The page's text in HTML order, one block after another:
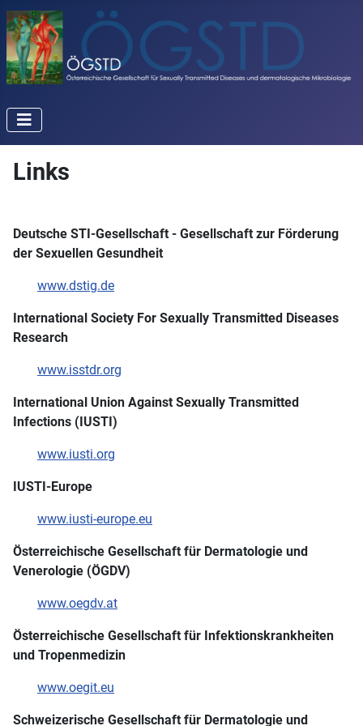
Links
Deutsche STI-Gesellschaft - Gesellschaft zur Förderung
der Sexuellen Gesundheit
www.dstig.de
International Society For Sexually Transmitted Diseases
Research
www.isstdr.org
International Union Against Sexually Transmitted
Infections (IUSTI)
www.iusti.org
IUSTI-Europe
www.iusti-europe.eu
Österreichische Gesellschaft für Dermatologie und
Venerologie (ÖGDV)
www.oegdv.at
Österreichische Gesellschaft für Infektionskrankheiten
und Tropenmedizin
www.oegit.eu
Schweizerische Gesellschaft für Dermatologie und